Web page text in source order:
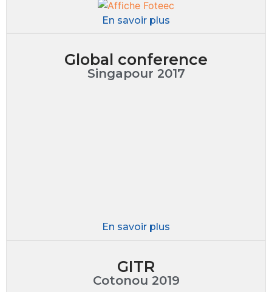
En savoir plus
Global conference
Singapour 2017
En savoir plus
GITR
Cotonou 2019